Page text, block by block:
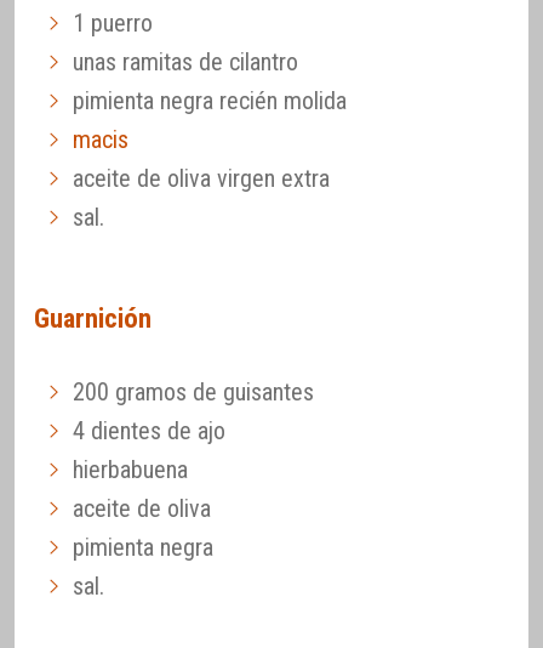
1 puerro
unas ramitas de cilantro
pimienta negra recién molida
macis
aceite de oliva virgen extra
sal.
Guarnición
200 gramos de guisantes
4 dientes de ajo
hierbabuena
aceite de oliva
pimienta negra
sal.